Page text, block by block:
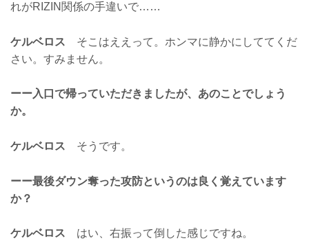
れがRIZIN関係の手違いで……
ケルベロス そこはええって。ホンマに静かにしててくだ
さい。すみません。
ーー入口で帰っていただきましたが、あのことでしょう
か。
ケルベロス そうです。
ーー最後ダウン奪った攻防というのは良く覚えています
か？
ケルベロス はい、右振って倒した感じですね。